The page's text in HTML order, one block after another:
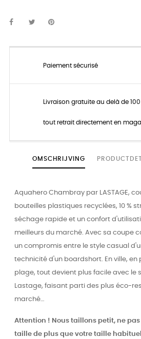
Paiement sécurisé
Livraison gratuite au delà de
tout retrait directement en
OMSCHRIJVING
Aquahero Chambray par LASTAGE,
bouteilles plastiques recyclées, 10 %
séchage rapide et un confort
meilleurs du marché. Avec sa coupe
un compromis entre le style casual
technicité d'un boardshort. En ville, en
plage, tout devient plus facile avec le
Lastage, faisant parti des plus éco-
marché…
Attention ! Nous taillons petit, ne
taille de plus que votre taille